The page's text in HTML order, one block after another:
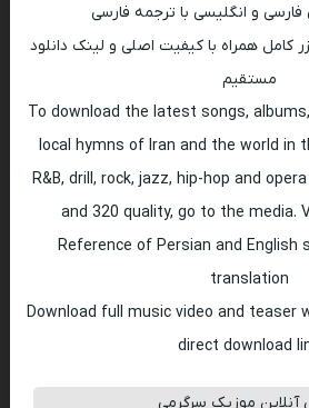
فارسی و انگلیسی با ترجمه فارسی
کامل همراه با کیفیت اصلی و لینک دانلود
مستقیم
To download the latest songs,
local hymns of Iran and the world in
R&B, drill, rock, jazz, hip-hop and
and 320 quality, go to the media.
Reference of Persian and English
translation
Download full music video and teaser
direct download
موزیک سرگرمی